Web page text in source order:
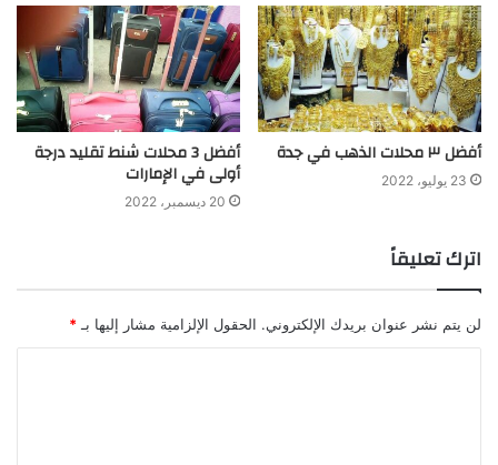
أفضل ٣ محلات الذهب في جدة
23 يوليو، 2022
أفضل 3 محلات شنط تقليد درجة
أولى في الإمارات
20 ديسمبر، 2022
اترك تعليقاً
لن يتم نشر عنوان بريدك الإلكتروني. الحقول الإلزامية مشار إليها بـ *